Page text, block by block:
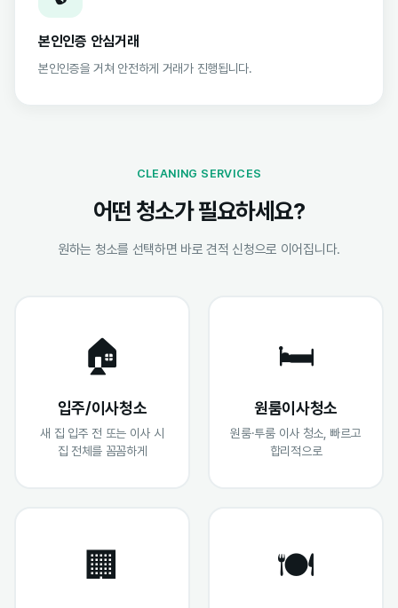
본인인증 안심거래
본인인증을 거쳐 안전하게 거래가 진행됩니다.
CLEANING SERVICES
어떤 청소가 필요하세요?
원하는 청소를 선택하면 바로 견적 신청으로 이어집니다.
🏠
입주/이사청소
새 집 입주 전 또는 이사 시
집 전체를 꼼꼼하게
🛏️
원룸이사청소
원룸·투룸 이사 청소, 빠르고
합리적으로
🏢 🍽️